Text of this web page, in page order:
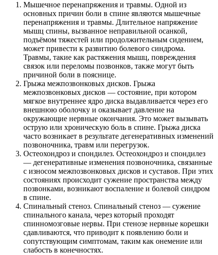
Мышечное перенапряжения и травмы. Одной из
основных причин боли в спине являются мышечные
перенапряжения и травмы. Длительное напряжение
мышц спины, вызванное неправильной осанкой,
подъёмом тяжестей или продолжительным сидением,
может привести к развитию болевого синдрома.
Травмы, такие как растяжения мышц, повреждения
связок или переломы позвонков, также могут быть
причиной боли в пояснице.
Грыжа межпозвонковых дисков. Грыжа
межпозвонковых дисков — состояние, при котором
мягкое внутреннее ядро диска выдавливается через его
внешнюю оболочку и оказывает давление на
окружающие нервные окончания. Это может вызывать
острую или хроническую боль в спине. Грыжа диска
часто возникает в результате дегенеративных изменений
позвоночника, травм или перегрузок.
Остеохондроз и спондилез. Остеохондроз и спондилез
— дегенеративные изменения позвоночника, связанные
с износом межпозвонковых дисков и суставов. При этих
состояниях происходит сужение пространства между
позвонками, возникают воспаление и болевой синдром
в спине.
Спинальный стеноз. Спинальный стеноз — сужение
спинального канала, через который проходят
спинномозговые нервы. При стенозе нервные корешки
сдавливаются, что приводит к появлению боли и
сопутствующим симптомам, таким как онемение или
слабость в конечностях.